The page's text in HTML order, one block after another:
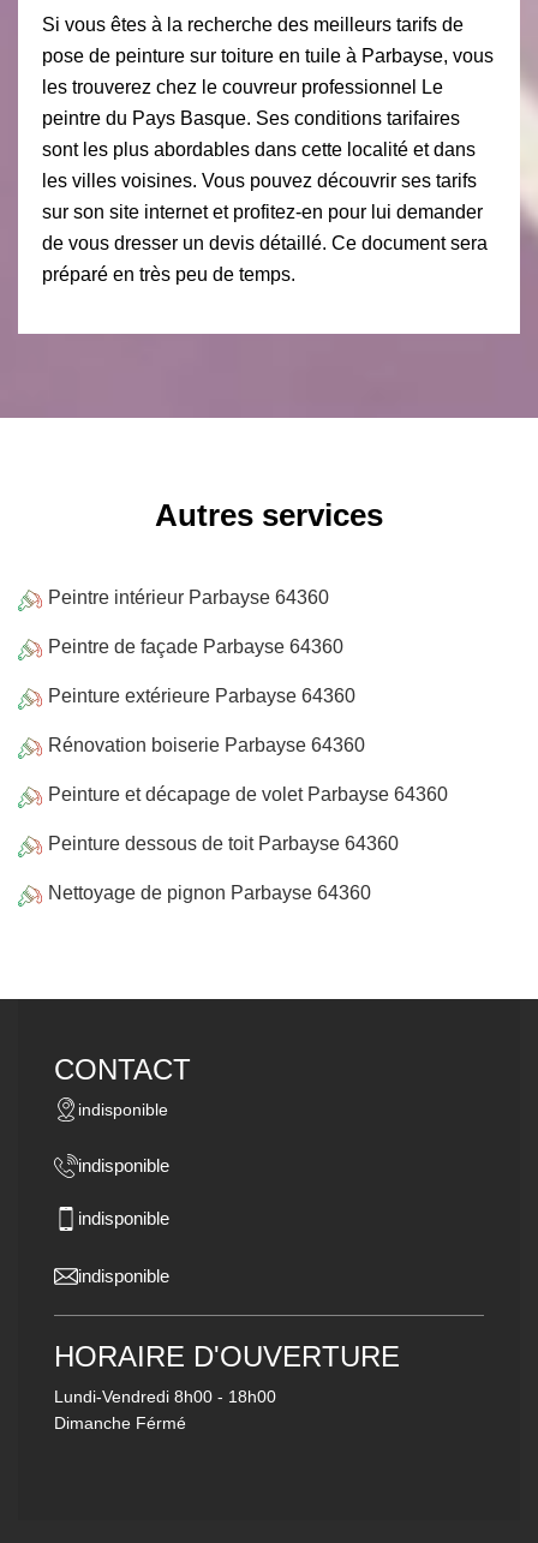
Si vous êtes à la recherche des meilleurs tarifs de
pose de peinture sur toiture en tuile à Parbayse, vous
les trouverez chez le couvreur professionnel Le
peintre du Pays Basque. Ses conditions tarifaires
sont les plus abordables dans cette localité et dans
les villes voisines. Vous pouvez découvrir ses tarifs
sur son site internet et profitez-en pour lui demander
de vous dresser un devis détaillé. Ce document sera
préparé en très peu de temps.
Autres services
Peintre intérieur Parbayse 64360
Peintre de façade Parbayse 64360
Peinture extérieure Parbayse 64360
Rénovation boiserie Parbayse 64360
Peinture et décapage de volet Parbayse 64360
Peinture dessous de toit Parbayse 64360
Nettoyage de pignon Parbayse 64360
CONTACT
indisponible
indisponible
indisponible
indisponible
HORAIRE D'OUVERTURE
Lundi-Vendredi 8h00 - 18h00
Dimanche Férmé